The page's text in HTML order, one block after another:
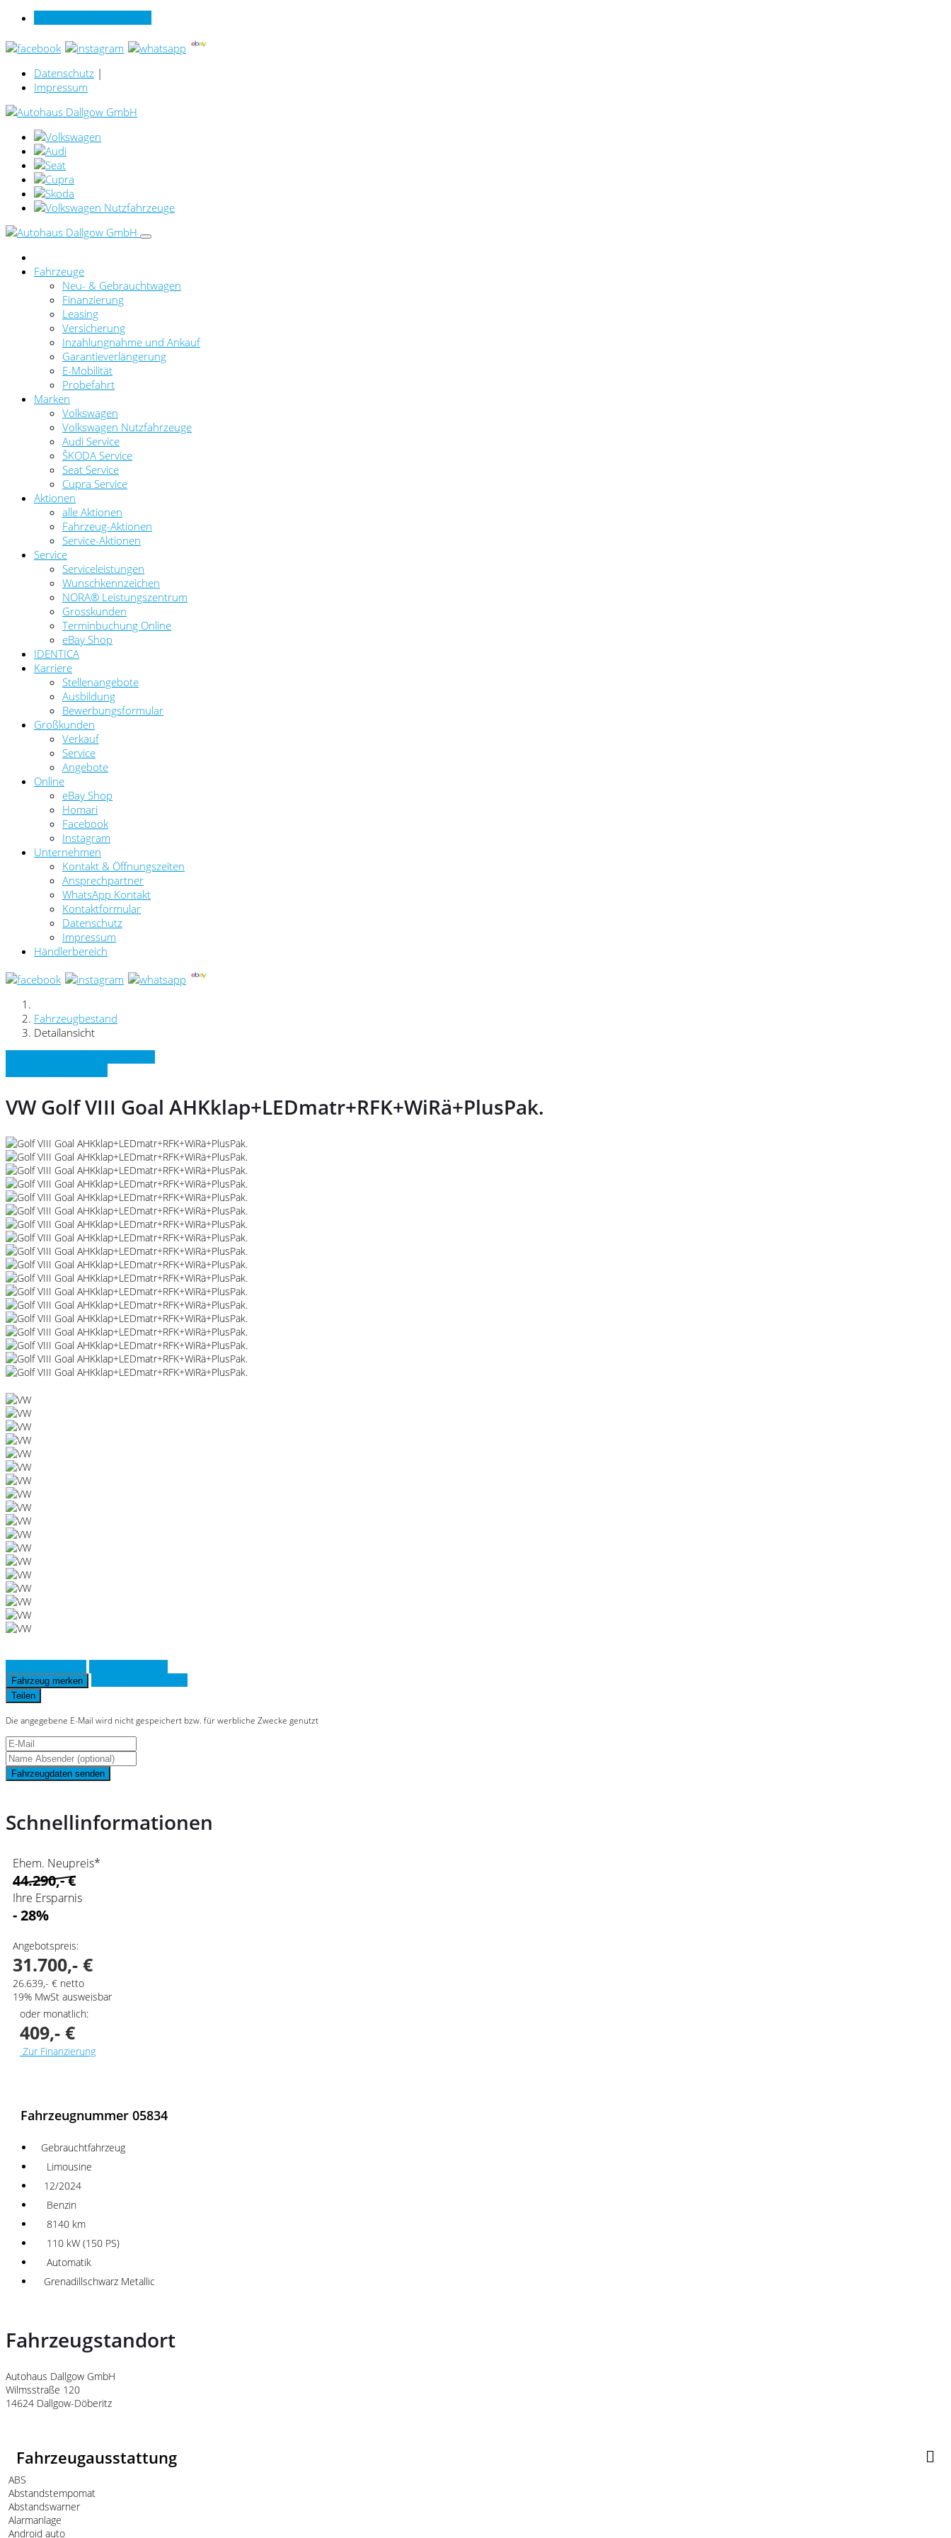
Datenschutz |
Impressum
Fahrzeuge
Neu- & Gebrauchtwagen
Finanzierung
Leasing
Versicherung
Inzahlungnahme und Ankauf
Garantieverlängerung
E-Mobilität
Probefahrt
Marken
Volkswagen
Volkswagen Nutzfahrzeuge
Audi Service
ŠKODA Service
Seat Service
Cupra Service
Aktionen
alle Aktionen
Fahrzeug-Aktionen
Service-Aktionen
Service
Serviceleistungen
Wunschkennzeichen
NORA® Leistungszentrum
Grosskunden
Terminbuchung Online
eBay Shop
IDENTICA
Karriere
Stellenangebote
Ausbildung
Bewerbungsformular
Großkunden
Verkauf
Service
Angebote
Online
eBay Shop
Homari
Facebook
Instagram
Unternehmen
Kontakt & Öffnungszeiten
Ansprechpartner
WhatsApp Kontakt
Kontaktformular
Datenschutz
Impressum
Händlerbereich
Fahrzeugbestand
Detailansicht
VW Golf VIII Goal AHKklap+LEDmatr+RFK+WiRä+PlusPak.
Fahrzeug merken
Teilen
Die angegebene E-Mail wird nicht gespeichert bzw. für werbliche Zwecke genutzt
Fahrzeugdaten senden
Schnellinformationen
Ehem. Neupreis*
44.290,- €
Ihre Ersparnis
- 28%
Angebotspreis:
31.700,- €
26.639,- € netto
19% MwSt ausweisbar
oder monatlich:
409,- €
Zur Finanzierung
Fahrzeugnummer 05834
Gebrauchtfahrzeug
Limousine
12/2024
Benzin
8140 km
110 kW (150 PS)
Automatik
Grenadillschwarz Metallic
Fahrzeugstandort
Autohaus Dallgow GmbH
Wilmsstraße 120
14624 Dallgow-Döberitz
Fahrzeugausstattung
ABS
Abstandstempomat
Abstandswarner
Alarmanlage
Android auto